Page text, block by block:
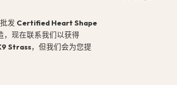
发 Certified Heart Shape
，现在联系我们以获得
Strass，但我们会为您提